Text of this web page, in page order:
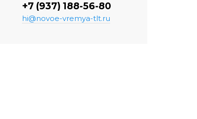
+7 (937) 188-56-80
hi@novoe-vremya-tlt.ru